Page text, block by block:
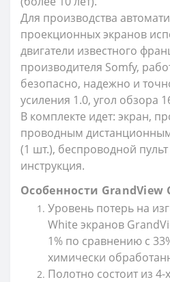
Для производства
проекционных экранов
двигатели известного
производителя Somfy,
безопасно, надежно и
усиления 1.0, угол обзора
В комплекте идет: экран,
проводным
(1 шт.), беспроводной
инструкция.
Особенности GrandView
Уровень потерь на
White экранов
1% по сравнению с
химически
Полотно состоит из